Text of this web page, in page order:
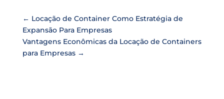
← Locação de Container Como Estratégia de
Expansão Para Empresas
Vantagens Econômicas da Locação de Containers
para Empresas→